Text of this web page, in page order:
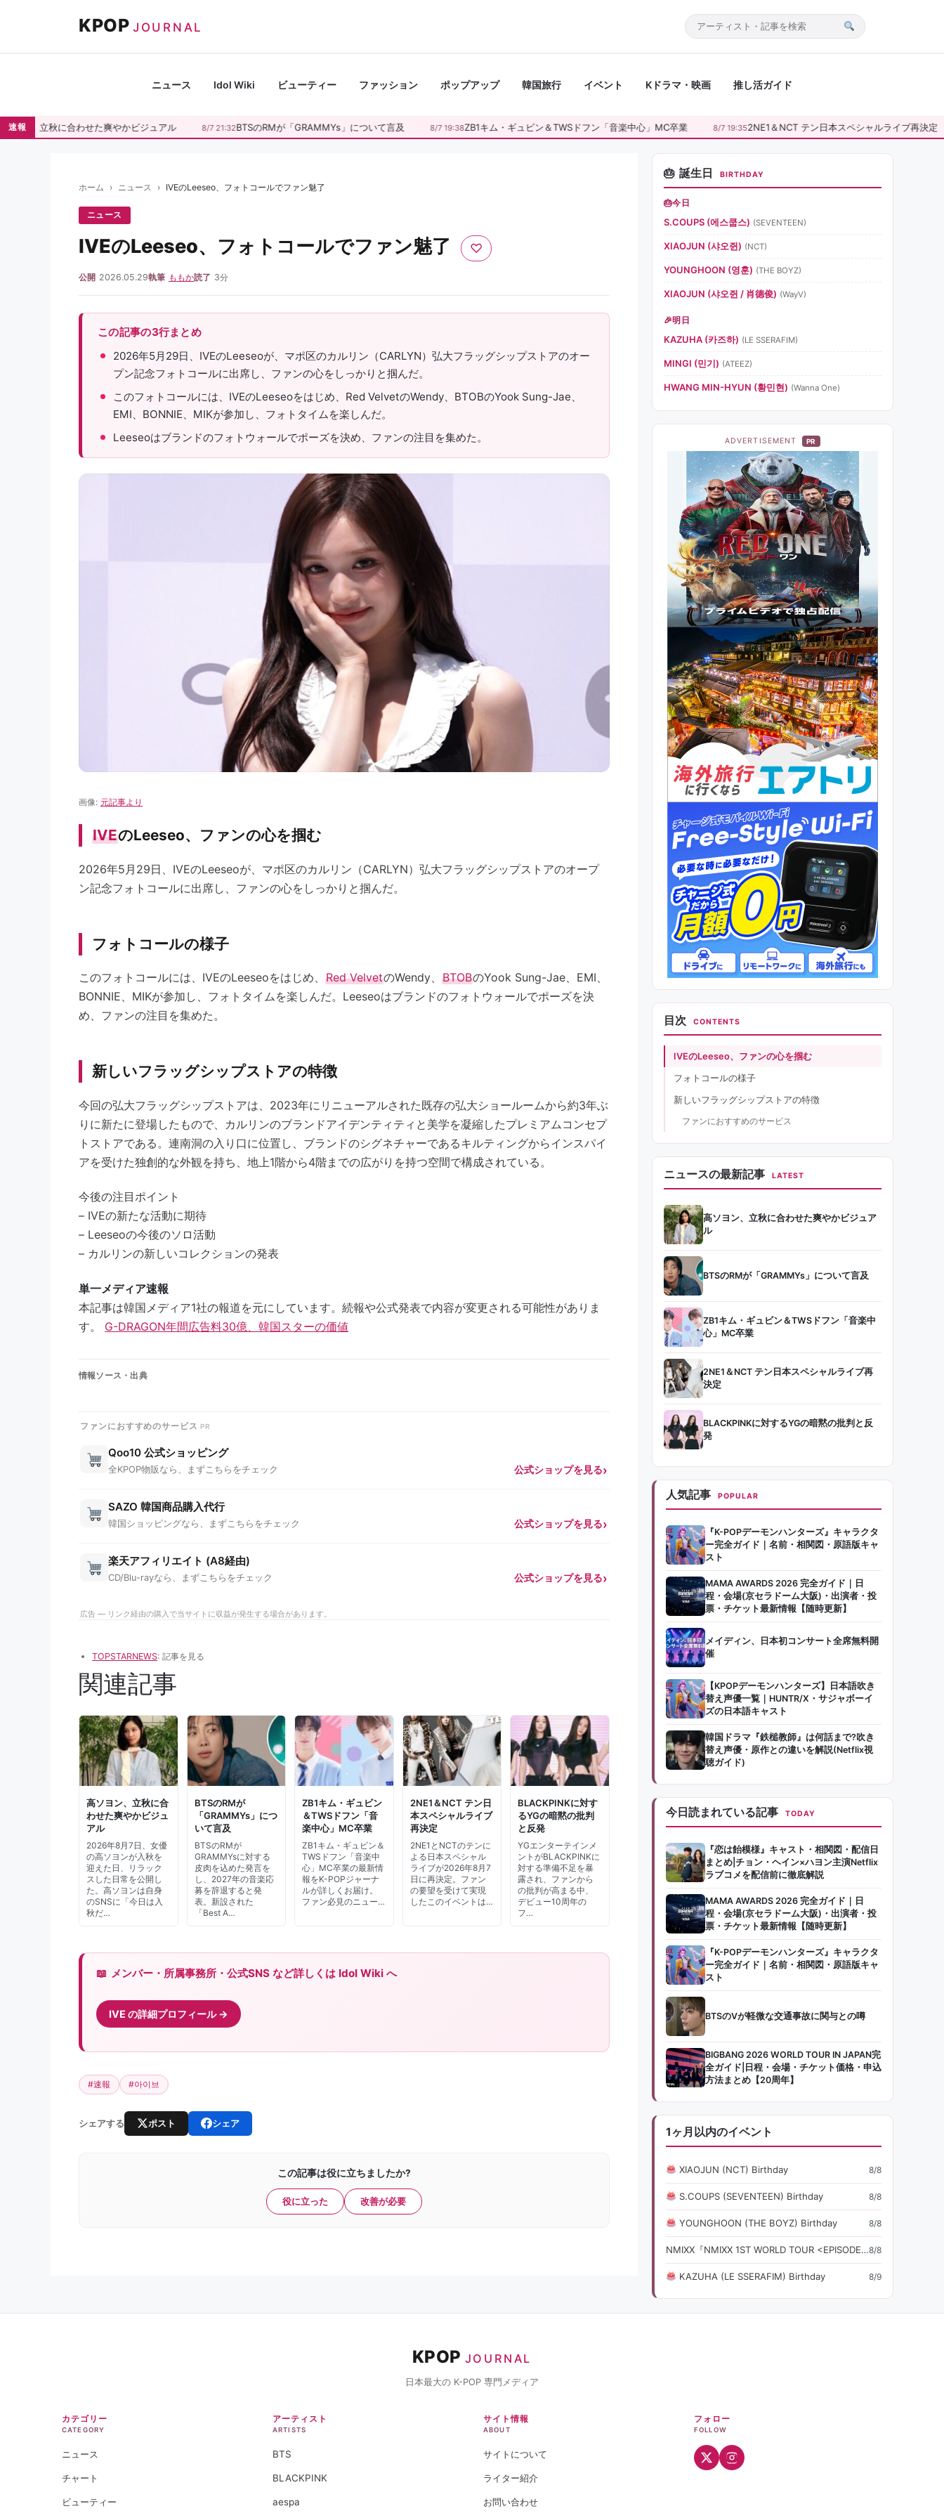
ス
キ
KPOP JOURNAL
サ
内
索
ニュース Idol Wiki ビューティー ファッション ポップアップ 韓国旅行 イベント Kドラマ・映画 推し活ガイド
速報
ン、立秋に合わせた爽やかビジュアル 8/7 21:32BTSのRMが「GRAMMYs」について言及 8/7 19:38ZB1キム・ギュビン＆TWSドフン「音楽中心」MC卒業 8/7 19:352NE1＆NCT テン日本スペシャルライブ再決定
ホーム ニュース IVEのLeeseo、フォトコールでファン魅了
ニュース
IVEのLeeseo、フォトコールでファン魅了 ♡
公開 2026.05.29執筆 ももか読了 3分
この記事の3行まとめ
2026年5月29日、IVEのLeeseoが、マポ区のカルリン（CARLYN）弘大フラッグシップストアのオー
プン記念フォトコールに出席し、ファンの心をしっかりと掴んだ。
このフォトコールには、IVEのLeeseoをはじめ、Red VelvetのWendy、BTOBのYook Sung-Jae、
EMI、BONNIE、MIKが参加し、フォトタイムを楽しんだ。
Leeseoはブランドのフォトウォールでポーズを決め、ファンの注目を集めた。
画像: 元記事より
IVEのLeeseo、ファンの心を掴む
2026年5月29日、IVEのLeeseoが、マポ区のカルリン（CARLYN）弘大フラッグシップストアのオープ
ン記念フォトコールに出席し、ファンの心をしっかりと掴んだ。
フォトコールの様子
このフォトコールには、IVEのLeeseoをはじめ、 Red VelvetのWendy、 BTOBのYook Sung-Jae、EMI、
BONNIE、MIKが参加し、フォトタイムを楽しんだ。Leeseoはブランドのフォトウォールでポーズを決
め、ファンの注目を集めた。
新しいフラッグシップストアの特徴
今回の弘大フラッグシップストアは、2023年にリニューアルされた既存の弘大ショールームから約3年ぶ
りに新たに登場したもので、カルリンのブランドアイデンティティと美学を凝縮したプレミアムコンセプ
トストアである。連南洞の入り口に位置し、ブランドのシグネチャーであるキルティングからインスパイ
アを受けた独創的な外観を持ち、地上1階から4階までの広がりを持つ空間で構成されている。
今後の注目ポイント
– IVEの新たな活動に期待
– Leeseoの今後のソロ活動
– カルリンの新しいコレクションの発表
単一メディア速報
本記事は韓国メディア1社の報道を元にしています。続報や公式発表で内容が変更される可能性がありま
す。 G-DRAGON年間広告料30億、韓国スターの価値
情報ソース・出典
ファンにおすすめのサービス
Qoo10 公式ショッピング
全KPOP物販なら、まずこちらをチェック 公式ショップを見る
SAZO 韓国商品購入代行
韓国ショッピングなら、まずこちらをチェック 公式ショップを見る
楽天アフィリエイト (A8経由)
CD/Blu-rayなら、まずこちらをチェック 公式ショップを見る
広告 — リンク経由の購入で当サイトに収益が発生する場合があります。
TOPSTARNEWS: 記事を見る
関連記事
高ソヨン、立秋に合
わせた爽やかビジュ
アル
2026年8月7日、女優
の高ソヨンが入秋を
迎えた日、リラック
スした日常を公開し
た。高ソヨンは自身
のSNSに「今日は入
秋だ…
BTSのRMが
「GRAMMYs」につ
いて言及
BTSのRMが
GRAMMYsに対する
皮肉を込めた発言を
し、2027年の音楽応
募を辞退すると発
表。新設された
「Best A…
ZB1キム・ギュビン
＆TWSドフン「音
楽中心」MC卒業
ZB1キム・ギュビン＆
TWSドフン「音楽中
心」MC卒業の最新情
報をK-POPジャーナ
ルが詳しくお届け。
ファン必見のニュー…
2NE1＆NCT テン日
本スペシャルライブ
再決定
2NE1とNCTのテンに
よる日本スペシャル
ライブが2026年8月7
日に再決定。ファン
の要望を受けて実現
したこのイベントは…
BLACKPINKに対す
るYGの暗黙の批判
と反発
YGエンターテインメ
ントがBLACKPINKに
対する準備不足を暴
露され、ファンから
の批判が高まる中、
デビュー10周年の
フ…
メンバー・所属事務所・公式SNS など詳しくは Idol Wiki へ
IVE の詳細プロフィール
#速報 #아이브
シェアする ポスト シェア
この記事は役に立ちましたか?
役に立った 改善が必要
誕生日 BIRTHDAY
今日
S.COUPS (에스쿱스) (SEVENTEEN)
XIAOJUN (샤오쥔) (NCT)
YOUNGHOON (영훈) (THE BOYZ)
XIAOJUN (샤오쥔 / 肖德俊) (WayV)
明日
KAZUHA (카즈하) (LE SSERAFIM)
MINGI (민기) (ATEEZ)
HWANG MIN-HYUN (황민현) (Wanna One)
ADVERTISEMENT PR
目次 CONTENTS
IVEのLeeseo、ファンの心を掴む
フォトコールの様子
新しいフラッグシップストアの特徴
ファンにおすすめのサービス
ニュースの最新記事 LATEST
高ソヨン、立秋に合わせた爽やかビジュア
ル
BTSのRMが「GRAMMYs」について言及
ZB1キム・ギュビン＆TWSドフン「音楽中
心」MC卒業
2NE1＆NCT テン日本スペシャルライブ再
決定
BLACKPINKに対するYGの暗黙の批判と反
発
人気記事 POPULAR
『K-POPデーモンハンターズ』キャラクタ
ー完全ガイド｜名前・相関図・原語版キャ
スト
MAMA AWARDS 2026 完全ガイド｜日
程・会場(京セラドーム大阪)・出演者・投
票・チケット最新情報【随時更新】
メイディン、日本初コンサート全席無料開
催
【KPOPデーモンハンターズ】日本語吹き
替え声優一覧｜HUNTR/X・サジャボーイ
ズの日本語キャスト
韓国ドラマ『鉄槌教師』は何話まで?吹き
替え声優・原作との違いを解説(Netflix視
聴ガイド)
今日読まれている記事 TODAY
『恋は飴模様』キャスト・相関図・配信日
まとめ|チョン・ヘイン×ハヨン主演Netflix
ラブコメを配信前に徹底解説
MAMA AWARDS 2026 完全ガイド｜日
程・会場(京セラドーム大阪)・出演者・投
票・チケット最新情報【随時更新】
『K-POPデーモンハンターズ』キャラクタ
ー完全ガイド｜名前・相関図・原語版キャ
スト
BTSのVが軽微な交通事故に関与との噂
BIGBANG 2026 WORLD TOUR IN JAPAN完
全ガイド|日程・会場・チケット価格・申込
方法まとめ【20周年】
1ヶ月以内のイベント
XIAOJUN (NCT) Birthday 8/8
S.COUPS (SEVENTEEN) Birthday 8/8
YOUNGHOON (THE BOYZ) Birthday 8/8
NMIXX『NMIXX 1ST WORLD TOUR <EPISODE 1: ZERO FR』ライブ・コンサート情報8/8
KAZUHA (LE SSERAFIM) Birthday 8/9
KPOP JOURNAL
日本最大の K-POP 専門メディア
カテゴリー
CATEGORY
ニュース
チャート
ビューティー
アーティスト
ARTISTS
BTS
BLACKPINK
aespa
サイト情報
ABOUT
サイトについて
ライター紹介
お問い合わせ
フォロー
FOLLOW